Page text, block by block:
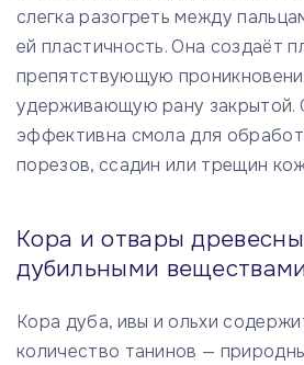
слегка разогреть между
ей пластичность. Она создаёт
препятствующую
удерживающую рану закрытой.
эффективна смола для
порезов, ссадин или трещин
Кора и отвары
дубильными
Кора дуба, ивы и ольхи
количество танинов —